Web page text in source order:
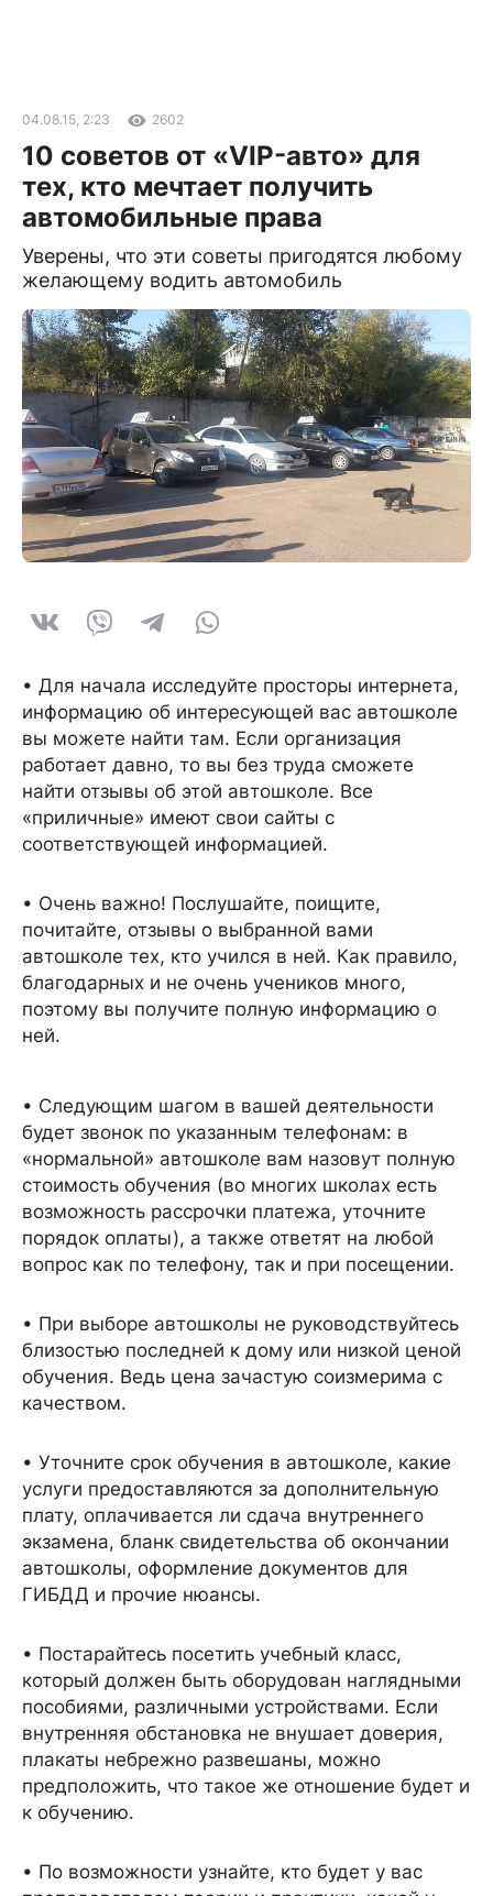
04.08.15, 2:23 2602
10 советов от «VIP-авто» для
тех, кто мечтает получить
автомобильные права
Уверены, что эти советы пригодятся любому
желающему водить автомобиль
• Для начала исследуйте просторы интернета,
информацию об интересующей вас автошколе
вы можете найти там. Если организация
работает давно, то вы без труда сможете
найти отзывы об этой автошколе. Все
«приличные» имеют свои сайты с
соответствующей информацией.
• Очень важно! Послушайте, поищите,
почитайте, отзывы о выбранной вами
автошколе тех, кто учился в ней. Как правило,
благодарных и не очень учеников много,
поэтому вы получите полную информацию о
ней.
• Следующим шагом в вашей деятельности
будет звонок по указанным телефонам: в
«нормальной» автошколе вам назовут полную
стоимость обучения (во многих школах есть
возможность рассрочки платежа, уточните
порядок оплаты), а также ответят на любой
вопрос как по телефону, так и при посещении.
• При выборе автошколы не руководствуйтесь
близостью последней к дому или низкой ценой
обучения. Ведь цена зачастую соизмерима с
качеством.
• Уточните срок обучения в автошколе, какие
услуги предоставляются за дополнительную
плату, оплачивается ли сдача внутреннего
экзамена, бланк свидетельства об окончании
автошколы, оформление документов для
ГИБДД и прочие нюансы.
• Постарайтесь посетить учебный класс,
который должен быть оборудован наглядными
пособиями, различными устройствами. Если
внутренняя обстановка не внушает доверия,
плакаты небрежно развешаны, можно
предположить, что такое же отношение будет и
к обучению.
• По возможности узнайте, кто будет у вас